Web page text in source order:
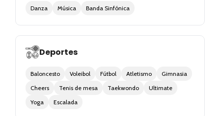
Danza Música Banda Sinfónica
Deportes
Baloncesto Voleibol Fútbol Atletismo
Gimnasia
Cheers
Tenis de mesa Taekwondo
Ultimate
Yoga
Escalada